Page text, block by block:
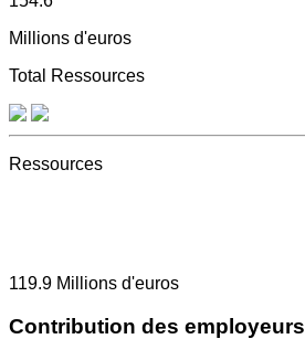
Millions d'euros
Total Ressources
Ressources
119.9 Millions d'euros
Contribution des employeurs